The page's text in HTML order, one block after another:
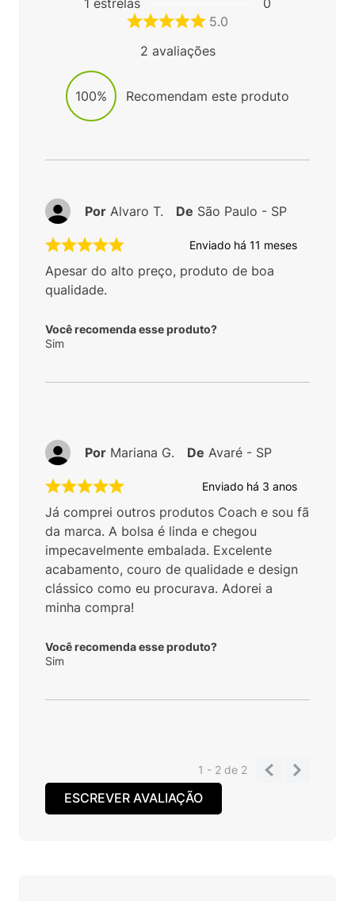
1 estrelas
0
5.0
2 avaliações
100% Recomendam este produto
Enviado há 11 meses
Apesar do alto preço, produto de boa
qualidade.
Você recomenda esse produto?
Sim
Por Alvaro T. De São Paulo - SP
Enviado há 3 anos
Já comprei outros produtos Coach e sou fã
da marca. A bolsa é linda e chegou
impecavelmente embalada. Excelente
acabamento, couro de qualidade e design
clássico como eu procurava. Adorei a
minha compra!
Você recomenda esse produto?
Sim
Por Mariana G. De Avaré - SP
1 - 2de 2
ESCREVER AVALIAÇÃO